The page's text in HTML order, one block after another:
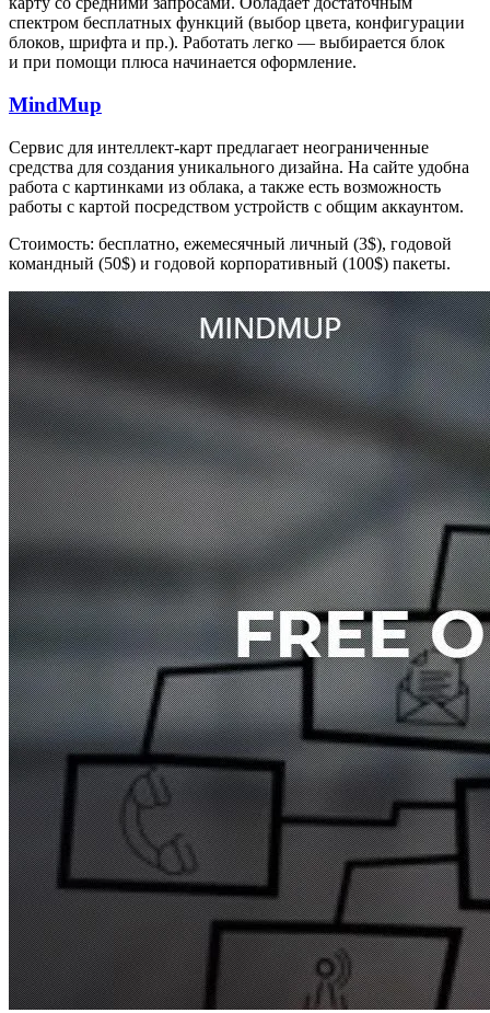
спектром бесплатных функций (выбор цвета, конфигурации
блоков, шрифта и пр.). Работать легко — выбирается блок
и при помощи плюса начинается оформление.
MindMup
Сервис для интеллект-карт предлагает неограниченные
средства для создания уникального дизайна. На сайте удобна
работа с картинками из облака, а также есть возможность
работы с картой посредством устройств с общим аккаунтом.
Стоимость: бесплатно, ежемесячный личный (3$), годовой
командный (50$) и годовой корпоративный (100$) пакеты.